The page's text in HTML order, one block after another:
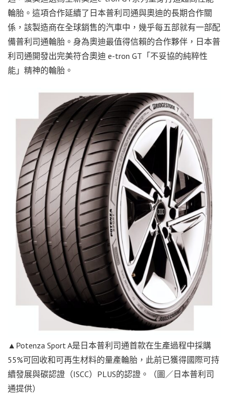
輪胎。這項合作延續了日本普利司通與奧迪的長期合作關
係，該製造商在全球銷售的汽車中，幾乎每五部就有一部配
備普利司通輪胎。身為奧迪最值得信賴的合作夥伴，日本普
利司通開發出完美符合奧迪 e-tron GT「不妥協的純粹性
能」精神的輪胎。
▲Potenza Sport A是日本普利司通首款在生產過程中採購
55%可回收和可再生材料的量產輪胎，此前已獲得國際可持
續發展與碳認證（ISCC）PLUS的認證。（圖／日本普利司
通提供）